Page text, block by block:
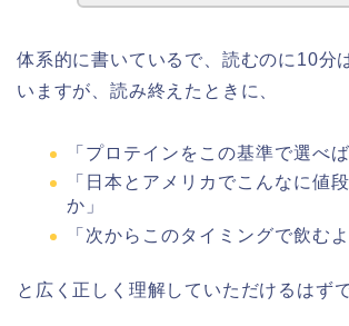
体系的に書いているで、読むのに10分
いますが、読み終えたときに、
「プロテインをこの基準で選べ
「日本とアメリカでこんなに値
か」
「次からこのタイミングで飲む
と広く正しく理解していただけるはずで